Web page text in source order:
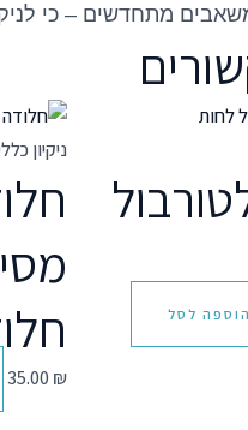
מתחדשים – כי
הוספה לסל
ניקיון
35.00 ₪